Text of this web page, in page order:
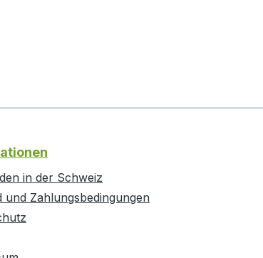
in der Schweiz
und Zahlungsbedingungen